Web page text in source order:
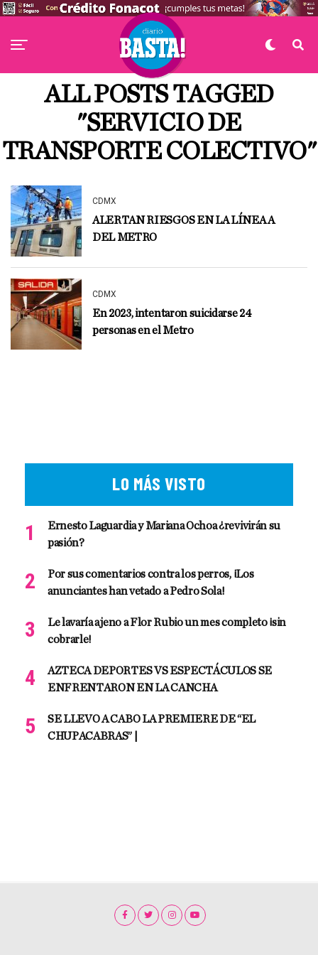
ALL POSTS TAGGED
"SERVICIO DE
TRANSPORTE COLECTIVO"
CDMX
ALERTAN RIESGOS EN LA LÍNEA A
DEL METRO
CDMX
En 2023, intentaron suicidarse 24
personas en el Metro
LO MÁS VISTO
Ernesto Laguardia y Mariana Ochoa ¿revivirán su
pasión?
Por sus comentarios contra los perros, ¡Los
anunciantes han vetado a Pedro Sola!
Le lavaría ajeno a Flor Rubio un mes completo ¡sin
cobrarle!
AZTECA DEPORTES VS ESPECTÁCULOS SE
ENFRENTARON EN LA CANCHA
SE LLEVO A CABO LA PREMIERE DE “EL
CHUPACABRAS” |